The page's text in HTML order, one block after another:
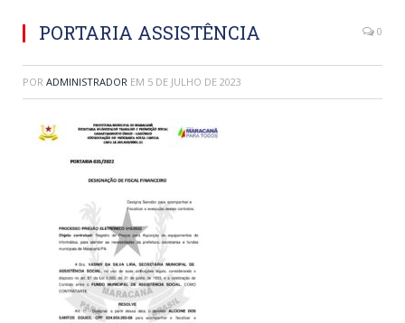
PORTARIA ASSISTÊNCIA 0
POR ADMINISTRADOR EM 5 DE JULHO DE 2023